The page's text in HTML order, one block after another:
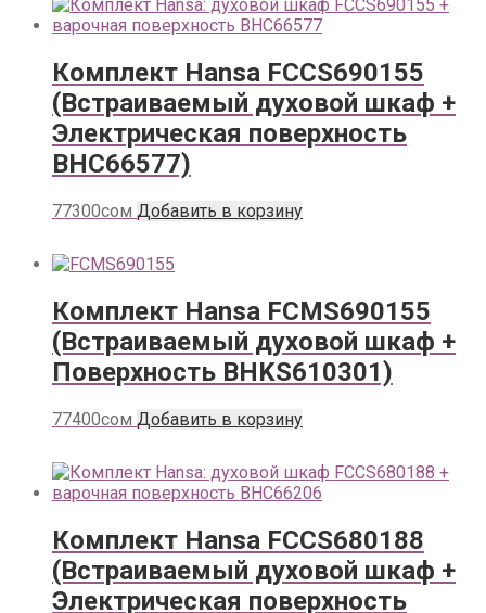
Комплект Hansa FCCS690155
(Встраиваемый духовой шкаф +
Электрическая поверхность
BHC66577)
77300сом Добавить в корзину
Комплект Hansa FCMS690155
(Встраиваемый духовой шкаф +
Поверхность BHKS610301)
77400сом Добавить в корзину
Комплект Hansa FCCS680188
(Встраиваемый духовой шкаф +
Электрическая поверхность